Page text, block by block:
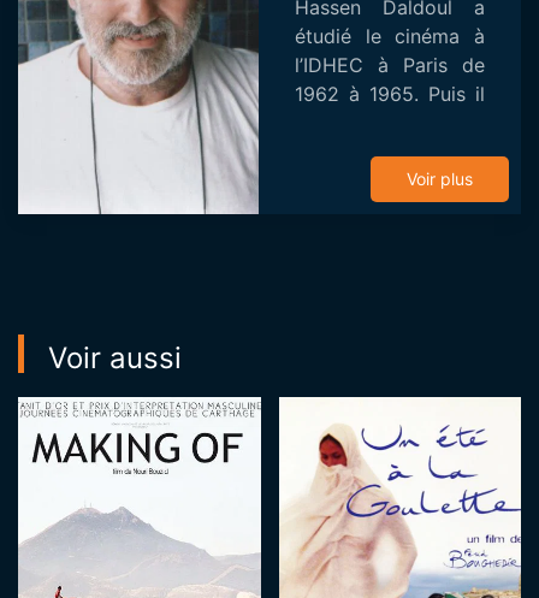
Hassen Daldoul a
étudié le cinéma à
l’IDHEC à Paris de
1962 à 1965. Puis il
stagiaire à l’ORTF,
avant de retourner
en Tunisie où il
Voir plus
Voir aussi